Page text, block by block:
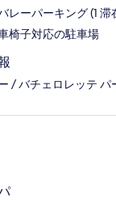
レーパーキング (1 滞
椅子対応の駐車場
/ バチェロレッテ パ